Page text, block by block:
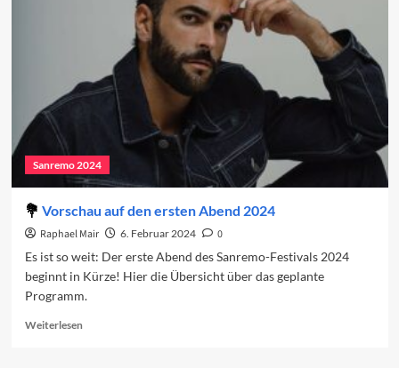
Sanremo 2024
Vorschau auf den ersten Abend 2024
Raphael Mair 6. Februar 2024
0
Es ist so weit: Der erste Abend des Sanremo-Festivals 2024
beginnt in Kürze! Hier die Übersicht über das geplante
Programm.
WeiterlesenRead